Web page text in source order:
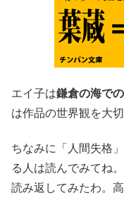
エイ子は鎌倉の海で
は作品の世界観を大
ちなみに「人間失格
る人は読んでみてね
読み返してみたわ。